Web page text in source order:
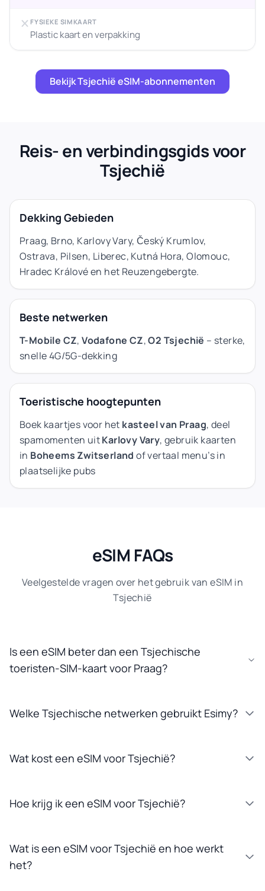
FYSIEKE SIMKAART
Plastic kaart en verpakking
Bekijk Tsjechië eSIM-abonnementen
Reis- en verbindingsgids voor
Tsjechië
Dekking Gebieden
Praag, Brno, Karlovy Vary, Český Krumlov,
Ostrava, Pilsen, Liberec, Kutná Hora, Olomouc,
Hradec Králové en het Reuzengebergte.
Beste netwerken
T-Mobile CZ,Vodafone CZ,O2 Tsjechië – sterke,
snelle 4G/5G-dekking
Toeristische hoogtepunten
Boek kaartjes voor het kasteel van Praag, deel
spamomenten uitKarlovy Vary, gebruik kaarten
in Boheems Zwitserland of vertaal menu’s in
plaatselijke pubs
eSIM FAQs
Veelgestelde vragen over het gebruik van eSIM in
Tsjechië
Is een eSIM beter dan een Tsjechische
toeristen-SIM-kaart voor Praag?
Welke Tsjechische netwerken gebruikt Esimy?
Wat kost een eSIM voor Tsjechië?
Hoe krijg ik een eSIM voor Tsjechië?
Wat is een eSIM voor Tsjechië en hoe werkt
het?